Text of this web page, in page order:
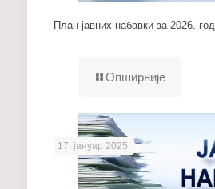
План јавних набавки за 2026. год
Опширније
17. јануар 2025.